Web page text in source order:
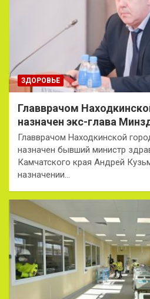
ЗДОРОВЬЕ
Главврачом
назначен экс-глава
Главврачом Находкинской
назначен бывший министр
Камчатского края Андрей
назначении…